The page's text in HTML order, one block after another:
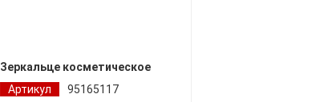
Зеркальце косметическое
Артикул
95165117